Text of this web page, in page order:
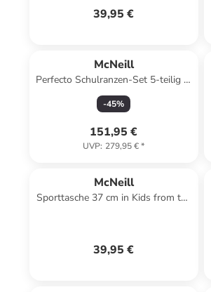
39,95 €
McNeill
Perfecto Schulranzen-Set 5-teilig in
Disney - Spider Man II
-45%
151,95 €
UVP: 279,95 €*
McNeill
Sporttasche 37 cm in Kids from the
39,95 €